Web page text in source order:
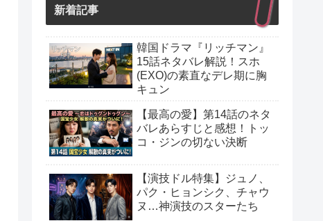
新着記事
韓国ドラマ『リッチマン』
15話ネタバレ解説！スホ
(EXO)の素直なデレ期に胸
キュン
【最高の愛】第14話のネタ
バレあらすじと感想！トッ
コ・ジンの切ない決断
【演技ドル特集】ジュノ、
パク・ヒョンシク、チャウ
ヌ…神演技のスターたち